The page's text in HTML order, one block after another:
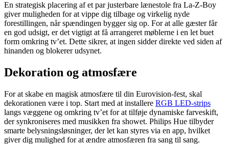
En strategisk placering af et par justerbare lænestole fra La-Z-Boy
giver muligheden for at vippe dig tilbage og virkelig nyde
forestillingen, når spændingen bygger sig op. For at alle gæster får
en god udsigt, er det vigtigt at få arrangeret møblerne i en let buet
form omkring tv’et. Dette sikrer, at ingen sidder direkte ved siden af
hinanden og blokerer udsynet.
Dekoration og atmosfære
For at skabe en magisk atmosfære til din Eurovision-fest, skal
dekorationen være i top. Start med at installere RGB LED-strips
langs væggene og omkring tv’et for at tilføje dynamiske farveskift,
der synkroniseres med musikken fra showet. Philips Hue tilbyder
smarte belysningsløsninger, der let kan styres via en app, hvilket
giver dig mulighed for at ændre atmosfæren fra sang til sang.